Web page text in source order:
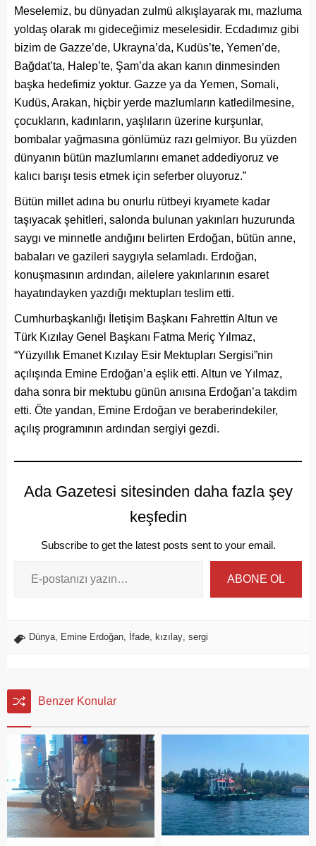
Meselemiz, bu dünyadan zulmü alkışlayarak mı, mazluma
yoldaş olarak mı gideceğimiz meselesidir. Ecdadımız gibi
bizim de Gazze’de, Ukrayna’da, Kudüs’te, Yemen’de,
Bağdat’ta, Halep’te, Şam’da akan kanın dinmesinden
başka hedefimiz yoktur. Gazze ya da Yemen, Somali,
Kudüs, Arakan, hiçbir yerde mazlumların katledilmesine,
çocukların, kadınların, yaşlıların üzerine kurşunlar,
bombalar yağmasına gönlümüz razı gelmiyor. Bu yüzden
dünyanın bütün mazlumlarını emanet addediyoruz ve
kalıcı barışı tesis etmek için seferber oluyoruz.”
Bütün millet adına bu onurlu rütbeyi kıyamete kadar
taşıyacak şehitleri, salonda bulunan yakınları huzurunda
saygı ve minnetle andığını belirten Erdoğan, bütün anne,
babaları ve gazileri saygıyla selamladı. Erdoğan,
konuşmasının ardından, ailelere yakınlarının esaret
hayatındayken yazdığı mektupları teslim etti.
Cumhurbaşkanlığı İletişim Başkanı Fahrettin Altun ve
Türk Kızılay Genel Başkanı Fatma Meriç Yılmaz,
“Yüzyıllık Emanet Kızılay Esir Mektupları Sergisi”nin
açılışında Emine Erdoğan’a eşlik etti. Altun ve Yılmaz,
daha sonra bir mektubu günün anısına Erdoğan’a takdim
etti. Öte yandan, Emine Erdoğan ve beraberindekiler,
açılış programının ardından sergiyi gezdi.
Ada Gazetesi sitesinden daha fazla şey
keşfedin
Subscribe to get the latest posts sent to your email.
ABONE OL
Dünya, Emine Erdoğan, İfade, kızılay, sergi
Benzer Konular